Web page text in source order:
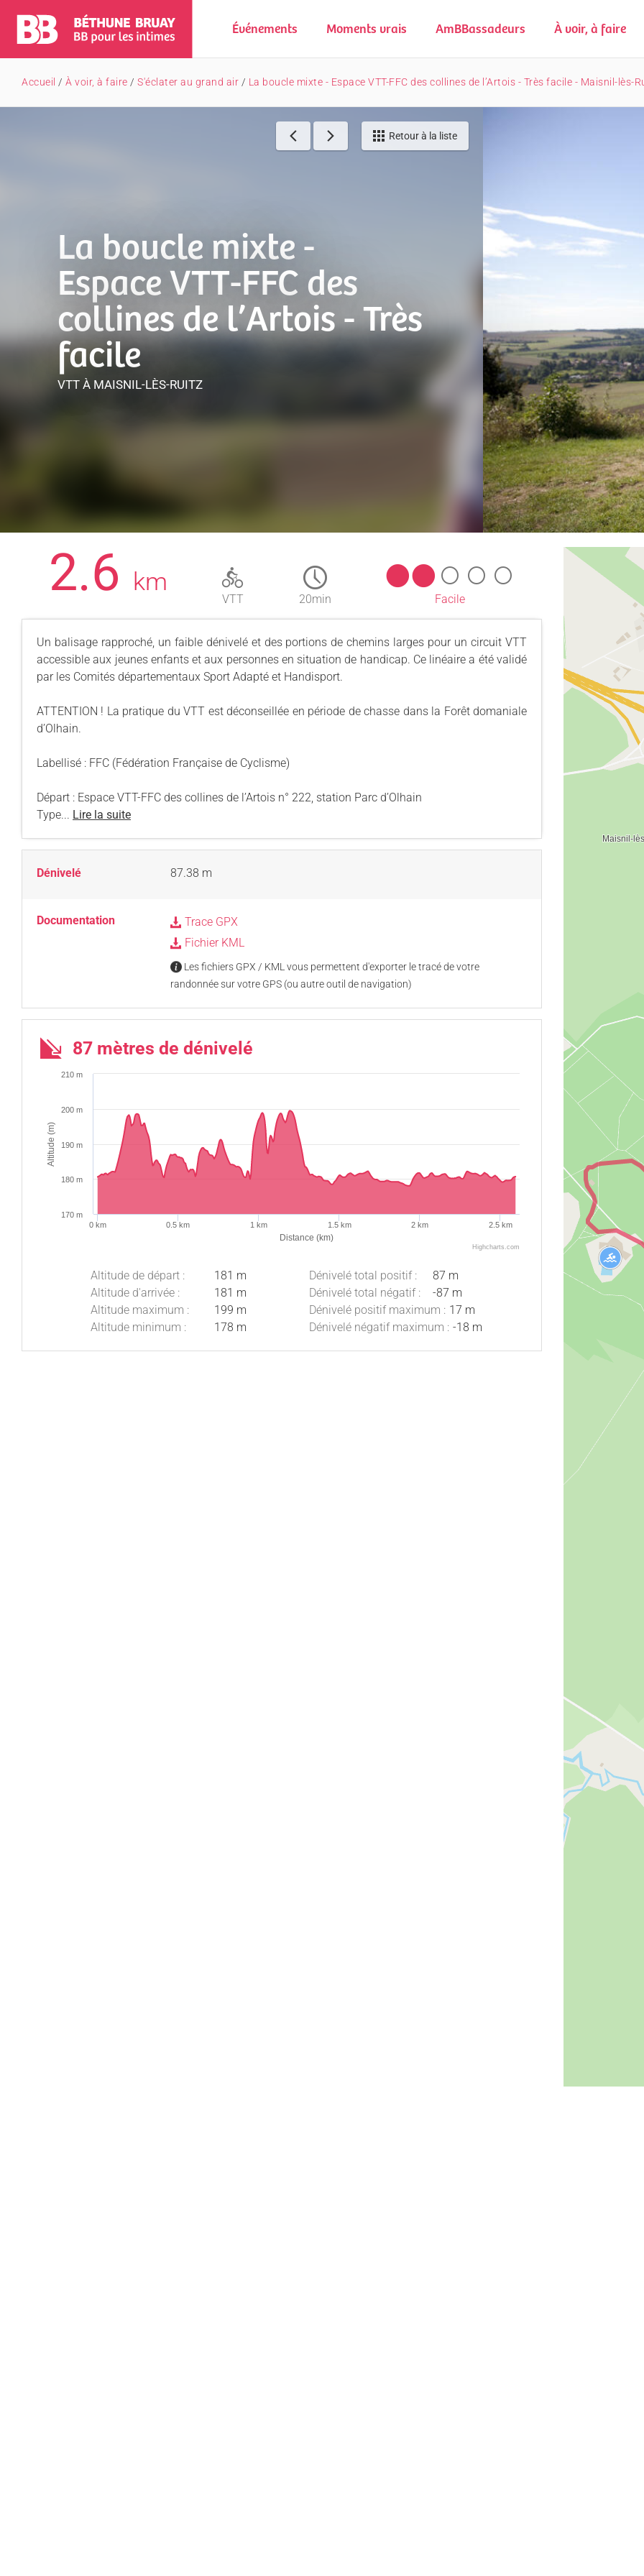
Événements Moments vrais AmBBassadeurs À voir, à faire
Accueil / À voir, à faire / S'éclater au grand air / La boucle mixte - Espace VTT-FFC des collines de l’Artois - Très facile - Maisnil-lès-
Retour à la liste
La boucle mixte -
Espace VTT-FFC des
collines de l’Artois - Très
facile
VTT À MAISNIL-LÈS-RUITZ
2.6 km
VTT 20min Facile
Un balisage rapproché, un faible dénivelé et des portions de chemins larges pour un circuit VTT
accessible aux jeunes enfants et aux personnes en situation de handicap. Ce linéaire a été validé
par les Comités départementaux Sport Adapté et Handisport.
ATTENTION ! La pratique du VTT est déconseillée en période de chasse dans la Forêt domaniale
d’Olhain.
Labellisé : FFC (Fédération Française de Cyclisme)
Départ : Espace VTT-FFC des collines de l’Artois n° 222, station Parc d’Olhain
Type... Lire la suite
Dénivelé 87.38 m
Documentation
Trace GPX
Fichier KML
Les fichiers GPX / KML vous permettent d'exporter le tracé de votre
randonnée sur votre GPS (ou autre outil de navigation)
87 mètres de dénivelé
Distance (km)
Altitude (m)
0 km 0.5 km 1 km 1.5 km 2 km 2.5 km
170 m
180 m
190 m
200 m
210 m
Highcharts.com
Altitude de départ :
181 m
Altitude d'arrivée :
181 m
Altitude maximum :
199 m
Altitude minimum :
178 m
Dénivelé total positif :
87 m
Dénivelé total négatif :
-87 m
Dénivelé positif maximum : 17 m
Dénivelé négatif maximum : -18 m